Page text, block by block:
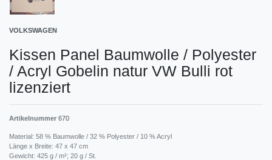
VOLKSWAGEN
Kissen Panel Baumwolle / Polyester
/ Acryl Gobelin natur VW Bulli rot
lizenziert
Artikelnummer 670
Material: 58 % Baumwolle / 32 % Polyester / 10 % Acryl
Länge x Breite: 47 x 47 cm
Gewicht: 425 g / m²; 20 g / St.